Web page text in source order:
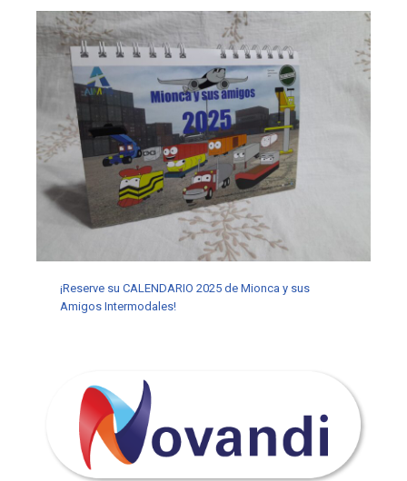
¡Reserve su CALENDARIO 2025 de Mionca y sus
Amigos Intermodales!